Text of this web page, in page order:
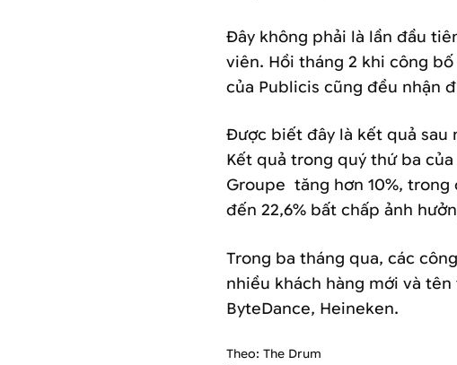
Đây không phải là lần đầu
viên. Hồi tháng 2 khi công
của Publicis cũng đều nhận
Được biết đây là kết quả sau
Kết quả trong quý thứ ba
Groupe tăng hơn 10%,
đến 22,6% bất chấp ảnh
Trong ba tháng qua, các
nhiều khách hàng mới và tên
ByteDance, Heineken.
Theo: The Drum